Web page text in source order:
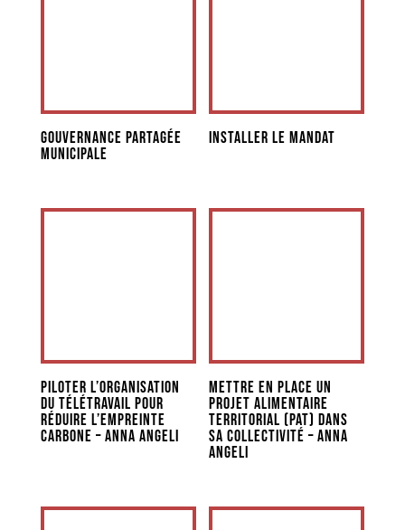
Gouvernance partagée
municipale
Installer le mandat
Piloter l’organisation
du télétravail pour
réduire l’empreinte
carbone – Anna Angeli
Mettre en place un
projet alimentaire
territorial (PAT) dans
sa collectivité – Anna
Angeli